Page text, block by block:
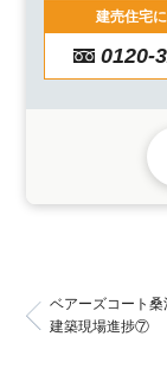
建売住宅
0120-
ベアーズコート
建築現場進捗⑦